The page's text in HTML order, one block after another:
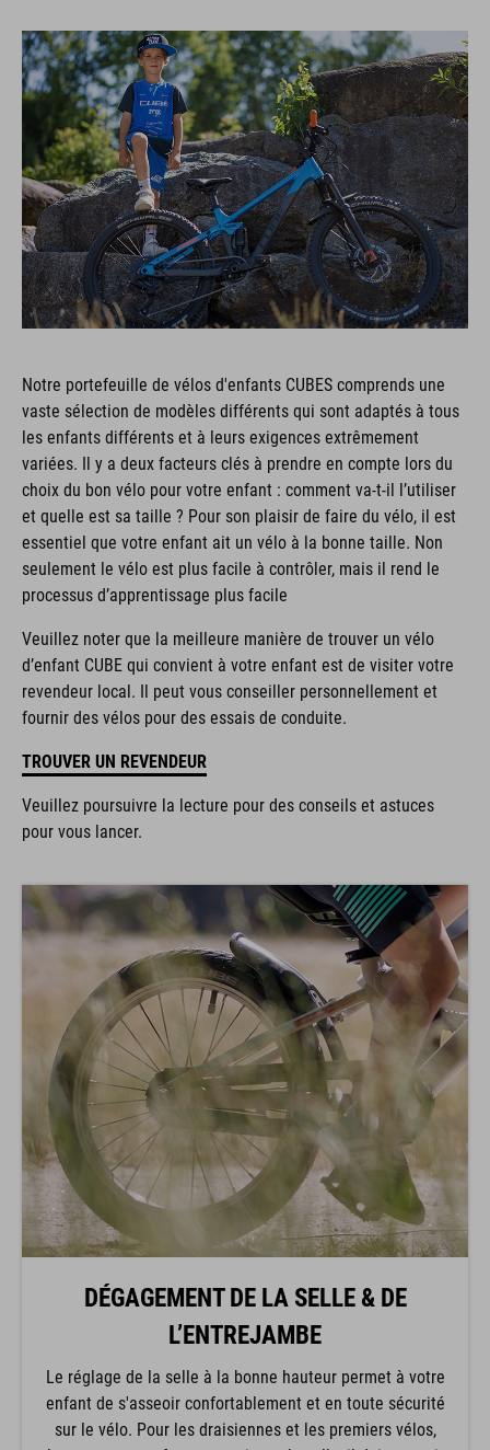
Notre portefeuille de vélos d'enfants CUBES comprends une
vaste sélection de modèles différents qui sont adaptés à tous
les enfants différents et à leurs exigences extrêmement
variées. Il y a deux facteurs clés à prendre en compte lors du
choix du bon vélo pour votre enfant : comment va-t-il l’utiliser
et quelle est sa taille ? Pour son plaisir de faire du vélo, il est
essentiel que votre enfant ait un vélo à la bonne taille. Non
seulement le vélo est plus facile à contrôler, mais il rend le
processus d’apprentissage plus facile
Veuillez noter que la meilleure manière de trouver un vélo
d’enfant CUBE qui convient à votre enfant est de visiter votre
revendeur local. Il peut vous conseiller personnellement et
fournir des vélos pour des essais de conduite.
TROUVER UN REVENDEUR
Veuillez poursuivre la lecture pour des conseils et astuces
pour vous lancer.
DÉGAGEMENT DE LA SELLE & DE
L’ENTREJAMBE
Le réglage de la selle à la bonne hauteur permet à votre
enfant de s'asseoir confortablement et en toute sécurité
sur le vélo. Pour les draisiennes et les premiers vélos,